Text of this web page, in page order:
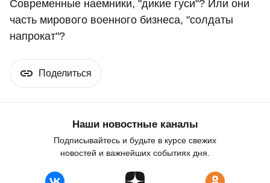
Современные наемники, "дикие гуси"? Или они
часть мирового военного бизнеса, "солдаты
напрокат"?
Поделиться
Наши новостные каналы
Подписывайтесь и будьте в курсе свежих
новостей и важнейших событиях дня.